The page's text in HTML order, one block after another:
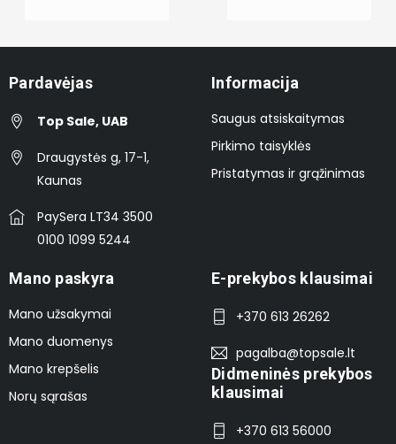
Pardavėjas
Top Sale, UAB
Draugystės g, 17-1,
Kaunas
PaySera LT34 3500
0100 1099 5244
Informacija
Saugus atsiskaitymas
Pirkimo taisyklės
Pristatymas ir grąžinimas
Mano paskyra
Mano užsakymai
Mano duomenys
Mano krepšelis
Norų sąrašas
E-prekybos klausimai
+370 613 26262
pagalba@topsale.lt
Didmeninės prekybos
klausimai
+370 613 56000